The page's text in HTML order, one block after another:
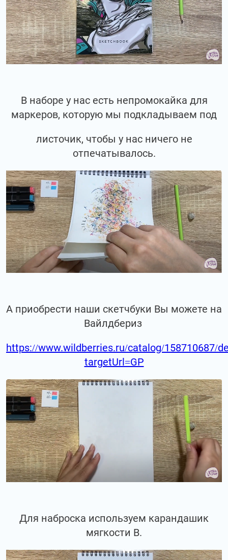
В наборе у нас есть непромокайка для
маркеров, которую мы подкладываем под
листочик, чтобы у нас ничего не
отпечатывалось.
А приобрести наши скетчбуки Вы можете на
Вайлдбериз
https://www.wildberries.ru/catalog/158710687/
targetUrl=GP
Для наброска используем карандашик
мягкости В.